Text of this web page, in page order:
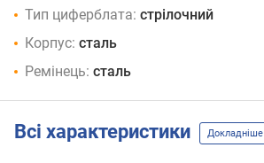
Тип циферблата: стрілочний
Корпус: сталь
Ремінець: сталь
Всі характеристики Докладніше